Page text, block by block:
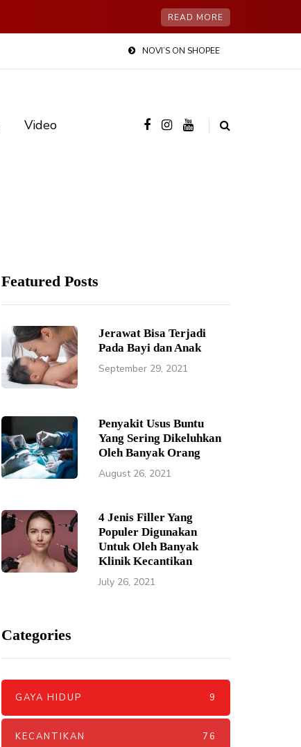
READ MORE
NOVI’S ON SHOPEE
Video
Featured Posts
Jerawat Bisa Terjadi
Pada Bayi dan Anak
September 29, 2021
Penyakit Usus Buntu
Yang Sering Dikeluhkan
Oleh Banyak Orang
August 26, 2021
4 Jenis Filler Yang
Populer Digunakan
Untuk Oleh Banyak
Klinik Kecantikan
July 26, 2021
Categories
GAYA HIDUP 9
KECANTIKAN 76